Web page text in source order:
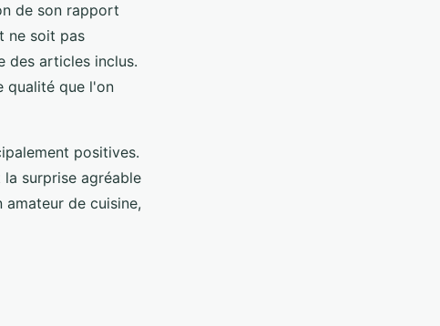
de son rapport
ne soit pas
des articles inclus.
qualité que l'on
positives.
surprise agréable
de cuisine,